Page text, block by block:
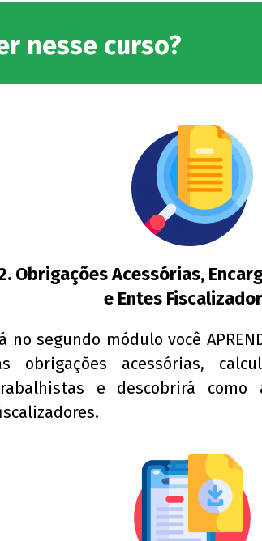
nesse curso?
Obrigações Acessórias,
e Entes
no segundo módulo você
obrigações acessórias,
e descobrirá como